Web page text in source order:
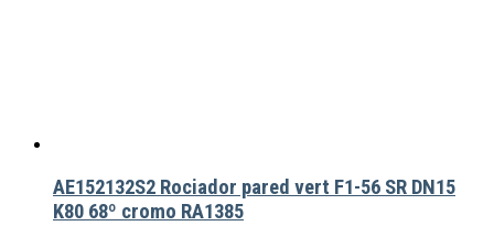
AE152132S2 Rociador pared vert F1-56 SR DN15
K80 68º cromo RA1385